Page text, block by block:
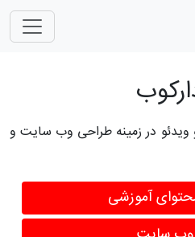
ویدئو در زمینه طراحی وب سایت و
آموزشی